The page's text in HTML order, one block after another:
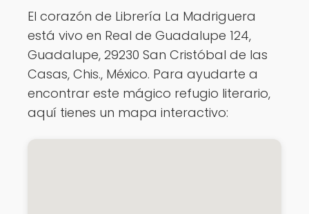
El corazón de Librería La Madriguera
está vivo en Real de Guadalupe 124,
Guadalupe, 29230 San Cristóbal de las
Casas, Chis., México. Para ayudarte a
encontrar este mágico refugio literario,
aquí tienes un mapa interactivo: